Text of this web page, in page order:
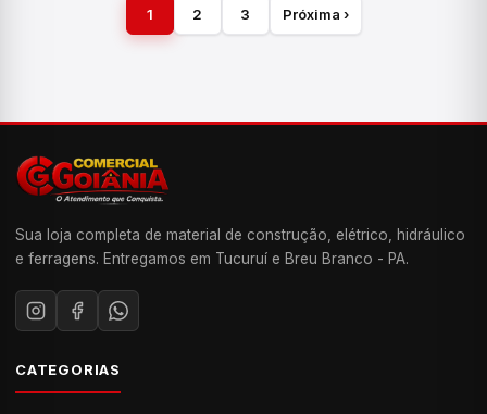
1 2 3 Próxima ›
Sua loja completa de material de construção, elétrico, hidráulico
e ferragens. Entregamos em Tucuruí e Breu Branco - PA.
CATEGORIAS